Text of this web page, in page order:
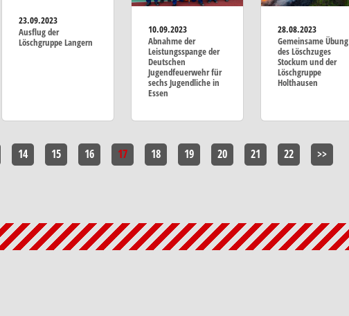
23.09.2023
Ausflug der
Löschgruppe Langern
10.09.2023
Abnahme der
Leistungsspange der
Deutschen
Jugendfeuerwehr für
sechs Jugendliche in
Essen
28.08.2023
Gemeinsame Übung
des Löschzuges
Stockum und der
Löschgruppe
Holthausen
14 15 16 17 18 19 20 21 22 >>